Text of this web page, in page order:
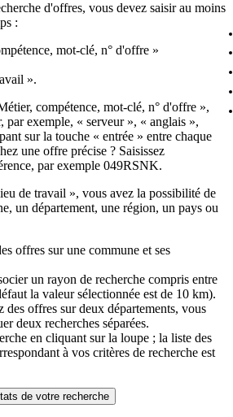
d'offres, vous devez saisir au moins
:
mot-clé, n° d'offre »
».
compétence, mot-clé, n° d'offre »,
par exemple, « serveur », « anglais »,
sur la touche « entrée » entre chaque
une offre précise ? Saisissez
par exemple 049RSNK.
de travail », vous avez la possibilité de
un département, une région, un pays ou
offres sur une commune et ses
un rayon de recherche compris entre
la valeur sélectionnée est de 10 km).
des offres sur deux départements, vous
deux recherches séparées.
en cliquant sur la loupe ; la liste des
à vos critères de recherche est
de votre recherche